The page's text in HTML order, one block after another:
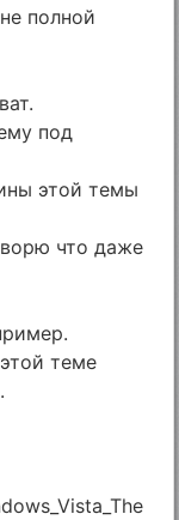
полной
под
этой темы
что даже
теме